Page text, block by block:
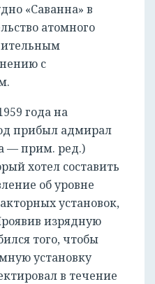
«Саванна» в
атомного
с
года на
прибыл адмирал
— прим. ред.)
хотел составить
об уровне
установок,
изрядную
того, чтобы
установку
в течение